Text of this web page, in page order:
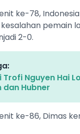
ke-78,
pemain
2-0.
Trofi Nguyen Hai
dan Hubner
ke-86, Dimas